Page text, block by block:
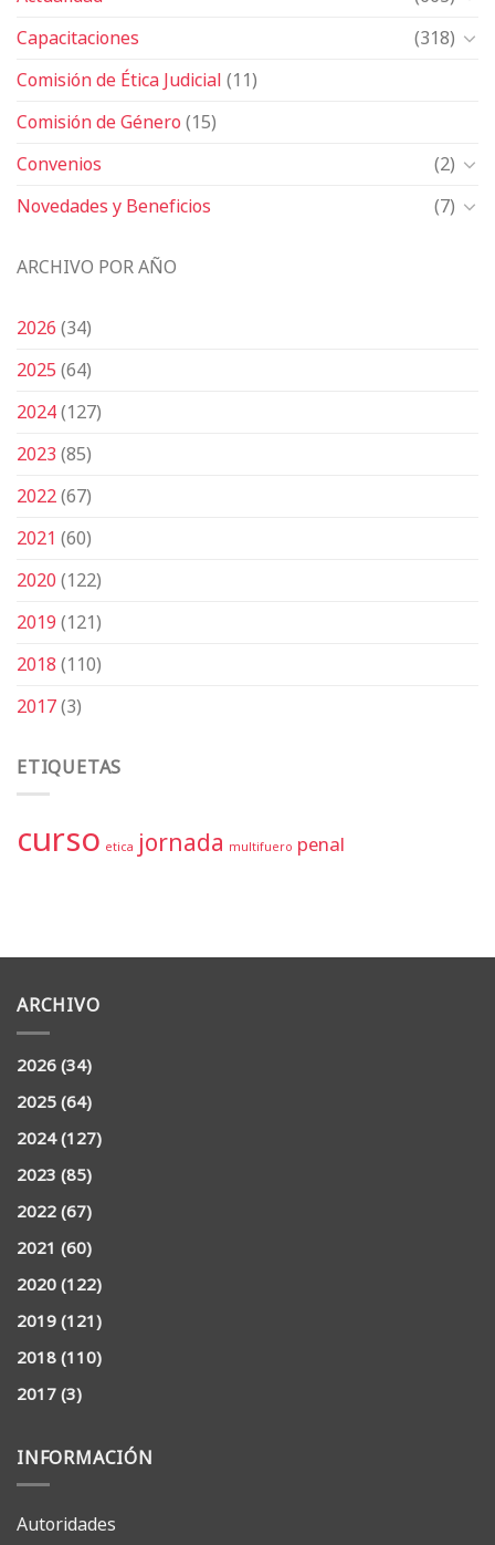
Capacitaciones
(318)
Comisión de Ética Judicial(11)
Comisión de Género(15)
Convenios
(2)
Novedades y Beneficios
(7)
ARCHIVO POR AÑO
2026(34)
2025(64)
2024(127)
2023(85)
2022(67)
2021 (60)
2020(122)
2019(121)
2018(110)
2017(3)
ETIQUETAS
curso etica jornada multifuero penal
ARCHIVO
2026(34)
2025(64)
2024(127)
2023(85)
2022(67)
2021 (60)
2020(122)
2019(121)
2018(110)
2017(3)
INFORMACIÓN
Autoridades